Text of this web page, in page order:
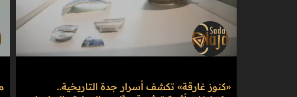
«كنوز غارقة» تكشف أسرار جدة التاريخية..